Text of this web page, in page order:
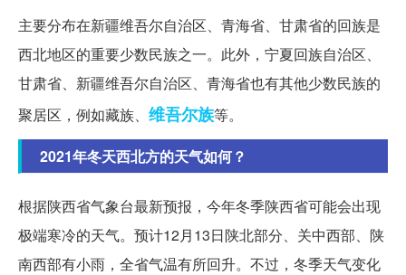
主要分布在新疆维吾尔自治区、青海省、甘肃省的回族是
西北地区的重要少数民族之一。此外，宁夏回族自治区、
甘肃省、新疆维吾尔自治区、青海省也有其他少数民族的
聚居区，例如藏族、 维吾尔族等。
2021年冬天西北方的天气如何？
根据陕西省气象台最新预报，今年冬季陕西省可能会出现
极端寒冷的天气。预计12月13日陕北部分、关中西部、陕
南西部有小雨，全省气温有所回升。不过，冬季天气变化